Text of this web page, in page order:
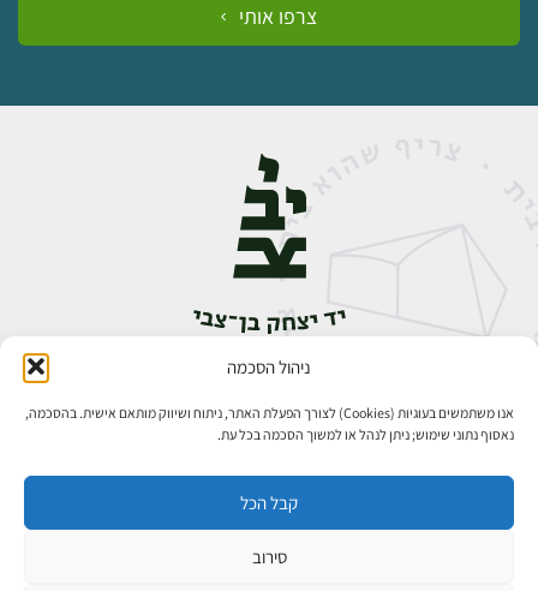
ניהול הסכמה
אנו משתמשים בעוגיות (Cookies) לצורך הפעלת האתר, ניתוח ושיווק מותאם אישית. בהסכמה,
נאסוף נתוני שימוש; ניתן לנהל או למשוך הסכמה בכל עת.
קבל הכל
סירוב
צרפו אותי
אבן גבירול 14, רחביה, ירושלים